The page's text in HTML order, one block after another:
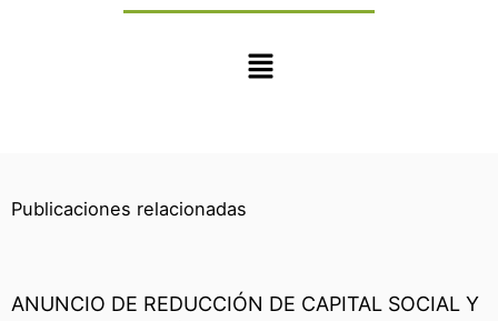
Main
Publicaciones relacionadas
ANUNCIO DE REDUCCIÓN DE CAPITAL SOCIAL Y